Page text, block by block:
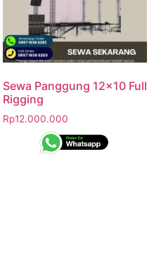
Sewa Panggung 12×10 Full
Rigging
Rp12.000.000